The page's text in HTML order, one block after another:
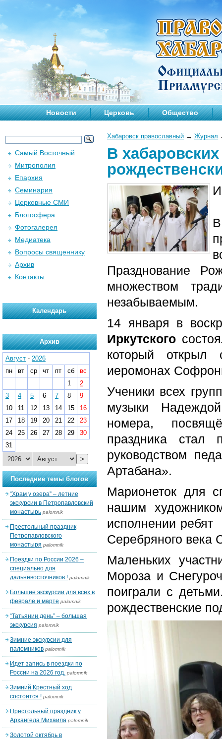
Новости Церковь Общество
Хабаровск православный → Журнал
В
Празднование
множеством
незабываемым.
14 января в
Иркутского
который открыл
иеромонах
Ученики всех
музыки
номера,
праздника стал
руководством
Артабана».
Марионеток для
нашим
исполнении ребят
Серебряного века
Маленьких
Мороза и
поиграли с
рождественские
Самый Восточный
Митрополия
Епархия
Семинария
Церковные СМИ
Блогосфера
Фотогалерея
Медиатека
Вопросы священнику
Архив
Контакты
Календарь
Архив
Август - 2026
пн
вт ср чт пт сб
вс
1
2
3
4 5 6 7 8
9
10
11 12 13 14 15
16
17
18 19 20 21 22
23
24
25 26 27 28 29
30
31
>
Последние темы блогов
“Храм у озера” – летние
экскурсии в Петропавловский
монастырь palomnik
Престольный праздник
Петропавловского
монастыря palomnik
Поездки по России 2026 –
специально для
дальневосточников ! palomnik
Большие экскурсии для всех в
феврале и марте palomnik
“Татьянин день” – большая
экскурсия palomnik
Зимние экскурсии для
паломников palomnik
Идет запись в поездки по
России на 2026 год. palomnik
Зимний Крестный ход
состоится ! palomnik
Престольный праздник у
Архангела Михаила palomnik
Золотой октябрь в